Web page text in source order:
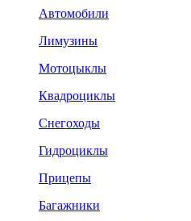
Автомобили
Лимузины
Мотоцыклы
Квадроциклы
Снегоходы
Гидроциклы
Прицепы
Багажники